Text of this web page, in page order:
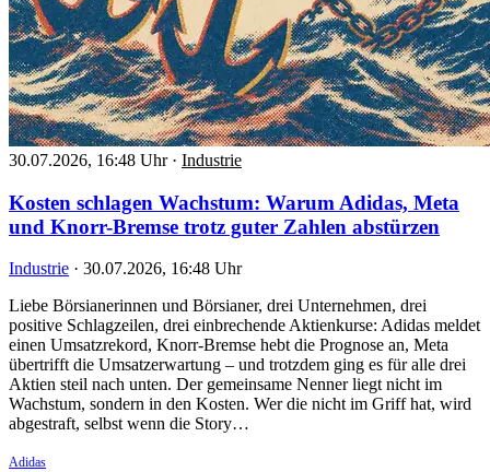
30.07.2026, 16:48 Uhr · Industrie
Kosten schlagen Wachstum: Warum Adidas, Meta
und Knorr-Bremse trotz guter Zahlen abstürzen
Industrie · 30.07.2026, 16:48 Uhr
Liebe Börsianerinnen und Börsianer, drei Unternehmen, drei
positive Schlagzeilen, drei einbrechende Aktienkurse: Adidas meldet
einen Umsatzrekord, Knorr-Bremse hebt die Prognose an, Meta
übertrifft die Umsatzerwartung – und trotzdem ging es für alle drei
Aktien steil nach unten. Der gemeinsame Nenner liegt nicht im
Wachstum, sondern in den Kosten. Wer die nicht im Griff hat, wird
abgestraft, selbst wenn die Story…
Adidas